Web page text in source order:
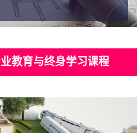
教育与终身学习课程